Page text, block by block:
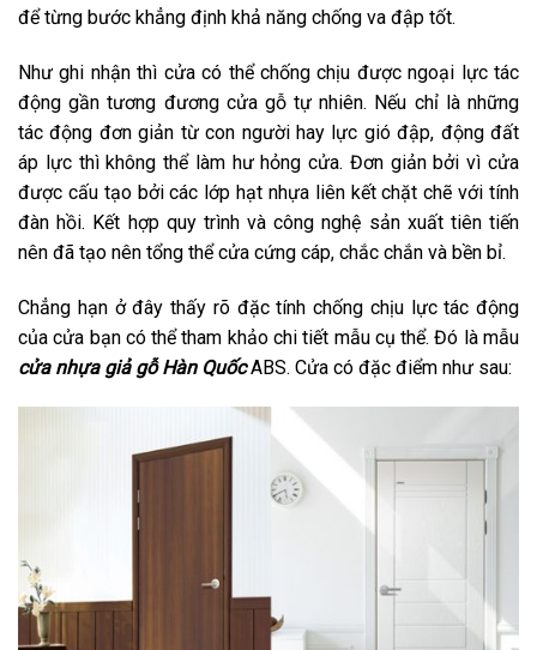
để từng bước khẳng định khả năng chống va đập tốt.
Như ghi nhận thì cửa có thể chống chịu được ngoại lực tác
động gần tương đương cửa gỗ tự nhiên. Nếu chỉ là những
tác động đơn giản từ con người hay lực gió đập, động đất
áp lực thì không thể làm hư hỏng cửa. Đơn giản bởi vì cửa
được cấu tạo bởi các lớp hạt nhựa liên kết chặt chẽ với tính
đàn hồi. Kết hợp quy trình và công nghệ sản xuất tiên tiến
nên đã tạo nên tổng thể cửa cứng cáp, chắc chắn và bền bỉ.
Chẳng hạn ở đây thấy rõ đặc tính chống chịu lực tác động
của cửa bạn có thể tham khảo chi tiết mẫu cụ thể. Đó là mẫu
cửa nhựa giả gỗ Hàn QuốcABS. Cửa có đặc điểm như sau: